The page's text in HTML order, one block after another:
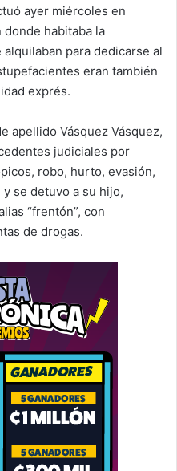
ayer miércoles en
habitaba la
para dedicarse al
eran también
exprés.
apellido Vásquez Vásquez,
judiciales por
robo, hurto, evasión,
se detuvo a su hijo,
“frentón”, con
de drogas.